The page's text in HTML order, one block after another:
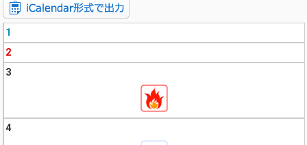
1
2
3
4